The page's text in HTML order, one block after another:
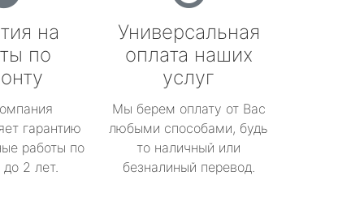
на
по
гарантию
работы по
2 лет.
Универсальная
оплата наших
услуг
Мы берем оплату от Вас
любыми способами, будь
то наличный или
безналиный перевод.